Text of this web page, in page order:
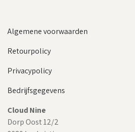
Algemene voorwaarden
Retourpolicy
Privacypolicy
Bedrijfsgegevens
Cloud Nine
Dorp Oost 12/2